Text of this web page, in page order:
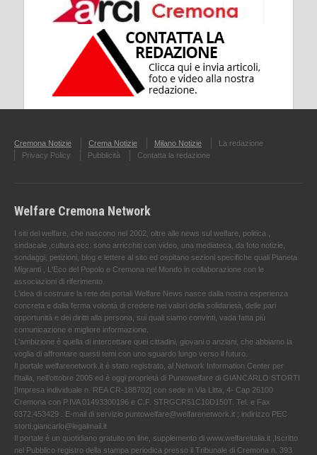
Cremona Notizie Crema Notizie Milano Notizie
La redazione
Privacy Policy
Pubblicità Contatta la redazione
Welfare Cremona Network
I siti del welfare, che nascono nel 2002, oltre alle news sul welfare, politica ,
sindacale ,cultura ecc. sono arricchiti con video, una mediateca, da foto notizie,
sondaggi, petizioni, blog e lettere al sito ed ospitano sezioni specifiche quali Pianeta
Migranti , L'Eco del Popolo e Cremona nel Mondo in collaborazione con le
associazioni di riferimento.
L'idea di costruire la rete dei portali Welfare News nasce dalla nostra esperienza
concreta e dalla ferma volontà di credere nei valori della solidarietà, delle pari
opportunità e dei diritti alla persona, sui quali siamo convinti, vada fatta più
comunicazione e migliore informazione.
L'ambizione è quella di intercettare quei cittadini, giovani o anziani, che abbiamo la
voglia di affrontare questi temi con uno sguardo lungo verso il futuro.
Il portale welfarenetwork.it è stato registrato, al Network Information Center per
l'Italia, nell’ottobre 2005 ed è oggi proprietà di Puntowelfare di GIANCARLO STORTI
[Impresa individuale n. REA CR-188702] con sede in Via Litta, 4- Cap 26100
Cremona con P.IVA 01493300196 e C.F. STRGCR51C10D150T. Tel. e Fax
0372.453429 . E-mail di servizio puntowelfare@welfarenetwork.it ; indirizzo PEC
storti.giancarlo@legalmail.it
Il portale è un quotidiano gratuito on line, supplemento di www.welfareitalia.it ,Iscritto
nel Pubblico registro della stampa periodica presso il Tribunale di Cremona n. 393